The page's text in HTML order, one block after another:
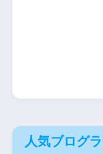
人気ブログ